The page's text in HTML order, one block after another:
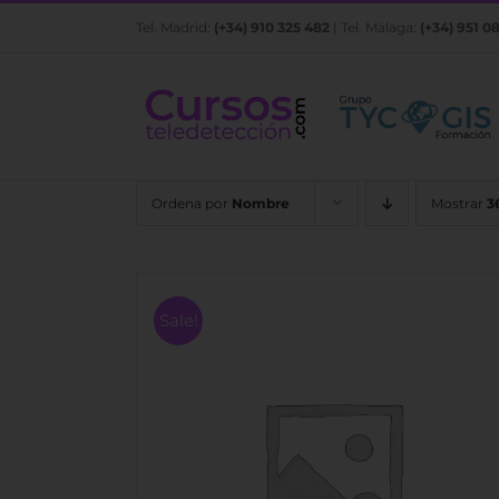
Saltar
Tel. Madrid: (+34) 910 325 482 | Tel. Málaga: (+34) 951
Ordena por Nombre Mostrar
Sale!